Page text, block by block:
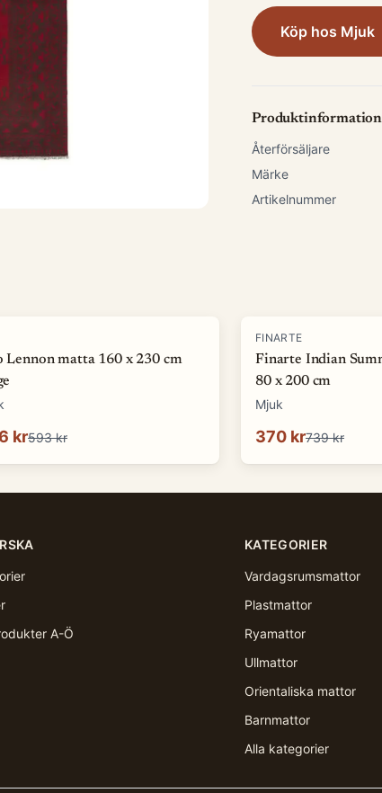
Köp hos Mjuk
Produktinformation
Återförsäljare
Märke
Artikelnummer
Lennon matta 160 x 230 cm
kr593 kr
-50 %
FINARTE
Finarte Indian
80 x 200 cm
Mjuk
370 kr739 kr
A-Ö
KATEGORIER
Vardagsrumsmattor
Plastmattor
Ryamattor
Ullmattor
Orientaliska mattor
Barnmattor
Alla kategorier